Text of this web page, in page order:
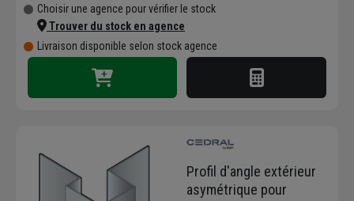
Choisir une agence pour vérifier le stock
Trouver du stock en agence
Livraison disponible selon stock agence
Profil d'angle extérieur
asymétrique pour